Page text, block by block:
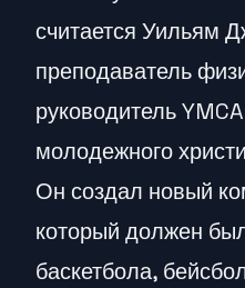
считается Уильям
преподаватель
руководитель
молодежного
Он создал новый
который должен
баскетбола,